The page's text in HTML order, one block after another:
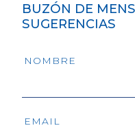
BUZÓN DE
SUGERENCIAS
NOMBRE
EMAIL